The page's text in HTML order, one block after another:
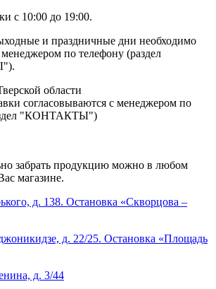
с 10:00 до 19:00.
и праздничные дни необходимо
менеджером по телефону (раздел
области
согласовываются с менеджером по
"КОНТАКТЫ")
забрать продукцию можно в любом
магазине.
д. 138. Остановка «Скворцова –
д. 22/25. Остановка «Площадь
д. 3/44